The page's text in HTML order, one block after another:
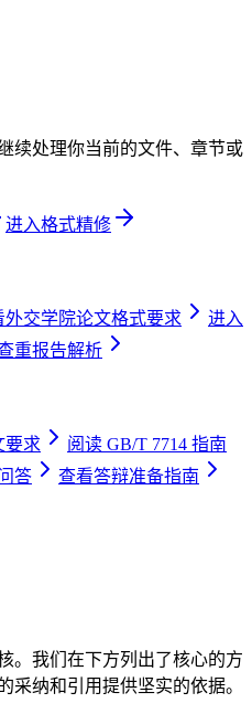
续处理你当前的文件、章节或
进入格式精修
外交学院论文格式要求
进入
重报告解析
要求
阅读 GB/T 7714 指南
答 查看答辩准备指南
。我们在下方列出了核心的方
采纳和引用提供坚实的依据。